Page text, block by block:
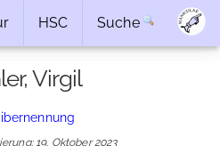
HSC Suche
Virgil
19. Oktober 2023